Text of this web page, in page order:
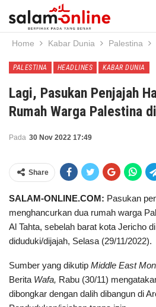
Home Kabar Dunia Palestina
PALESTINA HEADLINES KABAR DUNIA
Lagi, Pasukan Penjajah
Rumah Warga Palestina
Pada 30 Nov 2022 17:49
Share
SALAM-ONLINE.COM: Pasukan
menghancurkan dua rumah warga
Al Tahta, sebelah barat kota Jericho
diduduki/dijajah, Selasa (29/11/2022).
Sumber yang dikutip Middle East
Berita Wafa, Rabu (30/11)
dibongkar dengan dalih dibangun di